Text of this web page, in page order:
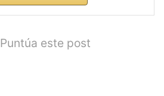
Puntúa este post